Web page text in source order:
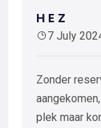
H E Z
7 July
Zonder
plek maar